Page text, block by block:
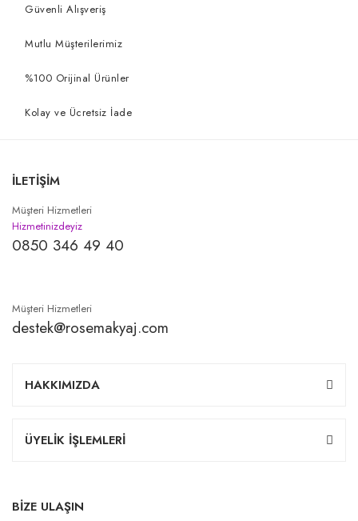
Güvenli Alışveriş
Mutlu Müşterilerimiz
%100 Orijinal Ürünler
Kolay ve Ücretsiz İade
İLETİŞİM
Müşteri Hizmetleri
Hizmetinizdeyiz
0850 346 49 40
Müşteri Hizmetleri
destek@rosemakyaj.com
HAKKIMIZDA
ÜYELİK İŞLEMLERİ
BİZE ULAŞIN